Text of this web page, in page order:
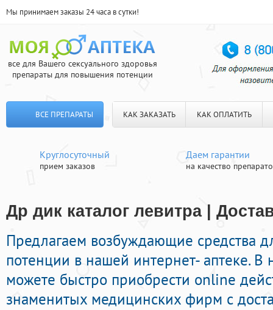
Мы принимаем заказы 24 часа в сутки!
все для Вашего сексуального здоровья
препараты для повышения потенции
ВСЕ ПРЕПАРАТЫ КАК ЗАКАЗАТЬ КАК ОПЛАТИТЬ
Круглосуточный
прием заказов
Даем гарантии
на качество
Др дик каталог левитра |
Предлагаем возбуждающие средства
потенции в нашей интернет- аптеке.
можете быстро приобрести online
знаменитых медицинских фирм с